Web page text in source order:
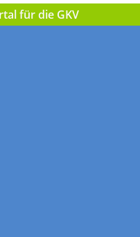
für die GKV